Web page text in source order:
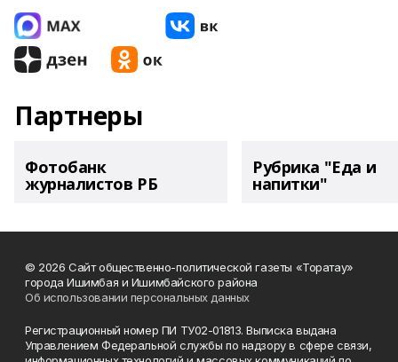
Партнеры
Фотобанк
журналистов РБ
Рубрика "Еда и
напитки"
© 2026 Сайт общественно-политической газеты «Торатау»
города Ишимбая и Ишимбайского района
Об использовании персональных данных
Регистрационный номер ПИ ТУ02-01813. Выписка выдана
Управлением Федеральной службы по надзору в сфере связи,